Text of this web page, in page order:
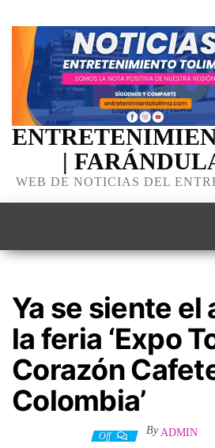
|
WEB DE NOTICIAS DEL
Ya se siente el
la feria ‘Expo
Corazón
Colombia’
Off By ADMIN